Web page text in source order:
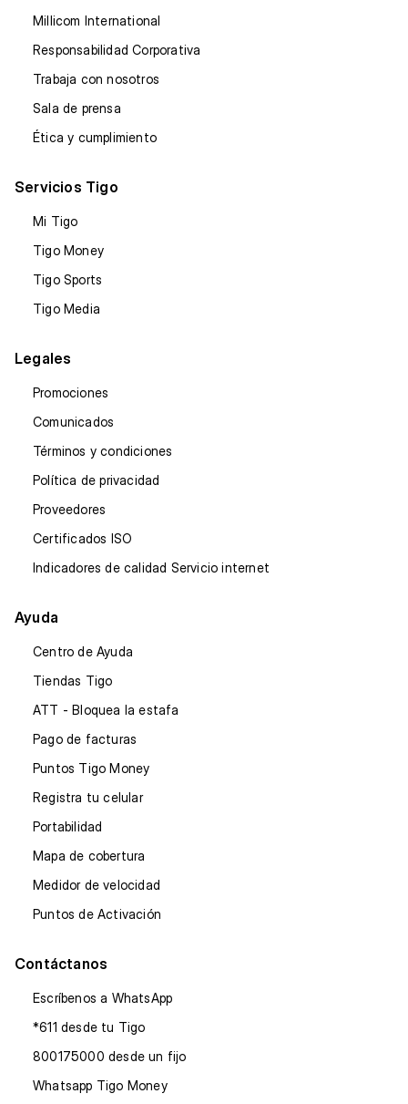
Millicom International
Responsabilidad Corporativa
Trabaja con nosotros
Sala de prensa
Ética y cumplimiento
Servicios Tigo
Mi Tigo
Tigo Money
Tigo Sports
Tigo Media
Legales
Promociones
Comunicados
Términos y condiciones
Política de privacidad
Proveedores
Certificados ISO
Indicadores de calidad Servicio internet
Ayuda
Centro de Ayuda
Tiendas Tigo
ATT - Bloquea la estafa
Pago de facturas
Puntos Tigo Money
Registra tu celular
Portabilidad
Mapa de cobertura
Medidor de velocidad
Puntos de Activación
Contáctanos
Escríbenos a WhatsApp
*611 desde tu Tigo
800175000 desde un fijo
Whatsapp Tigo Money